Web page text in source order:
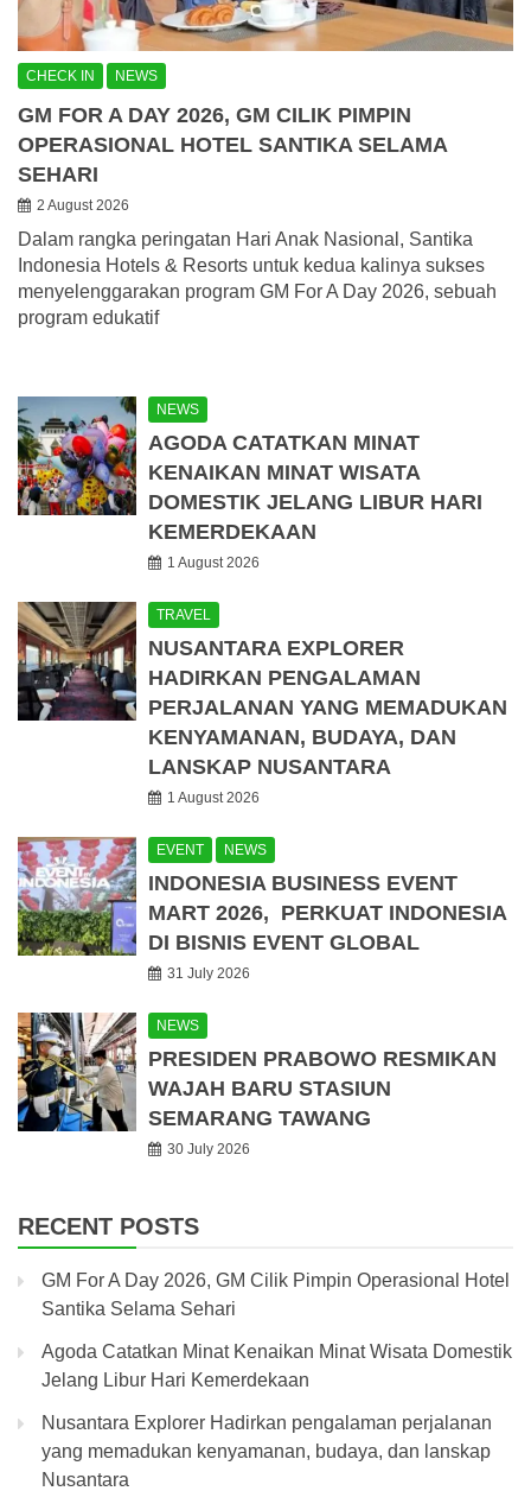
CHECK IN NEWS
GM FOR A DAY 2026, GM CILIK PIMPIN
OPERASIONAL HOTEL SANTIKA SELAMA
SEHARI
2 August 2026
Dalam rangka peringatan Hari Anak Nasional, Santika
Indonesia Hotels & Resorts untuk kedua kalinya sukses
menyelenggarakan program GM For A Day 2026, sebuah
program edukatif
NEWS
AGODA CATATKAN MINAT
KENAIKAN MINAT WISATA
DOMESTIK JELANG LIBUR HARI
KEMERDEKAAN
1 August 2026
TRAVEL
NUSANTARA EXPLORER
HADIRKAN PENGALAMAN
PERJALANAN YANG MEMADUKAN
KENYAMANAN, BUDAYA, DAN
LANSKAP NUSANTARA
1 August 2026
EVENT NEWS
INDONESIA BUSINESS EVENT
MART 2026, PERKUAT INDONESIA
DI BISNIS EVENT GLOBAL
31 July 2026
NEWS
PRESIDEN PRABOWO RESMIKAN
WAJAH BARU STASIUN
SEMARANG TAWANG
30 July 2026
RECENT POSTS
GM For A Day 2026, GM Cilik Pimpin Operasional Hotel
Santika Selama Sehari
Agoda Catatkan Minat Kenaikan Minat Wisata Domestik
Jelang Libur Hari Kemerdekaan
Nusantara Explorer Hadirkan pengalaman perjalanan
yang memadukan kenyamanan, budaya, dan lanskap
Nusantara